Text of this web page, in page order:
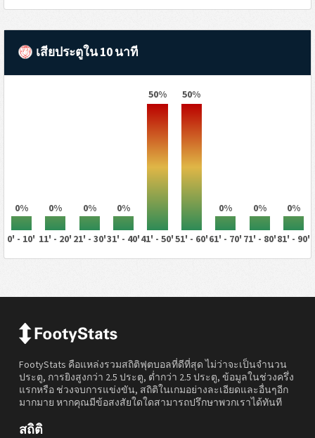
เสียประตูใน 10 นาที
0% 0% 0% 0%
50% 50%
0% 0% 0%
0' - 10' 11' - 20' 21' - 30'31' - 40'41' - 50'51' - 60'61' - 70' 71' - 80'81' - 90'
FootyStats คือแหล่งรวมสถิติฟุตบอลที่ดีที่สุด ไม่ว่าจะเป็นจำนวน
ประตู, การยิงสูงกว่า 2.5 ประตู, ต่ำกว่า 2.5 ประตู, ข้อมูลในช่วงครึ่ง
แรกหรือ ช่วงจบการแข่งขัน, สถิติในเกมอย่างละเอียดและอื่นๆอีก
มากมาย หากคุณมีข้อสงสัยใดใดสามารถปรึกษาพวกเราได้ทันที
สถิติ